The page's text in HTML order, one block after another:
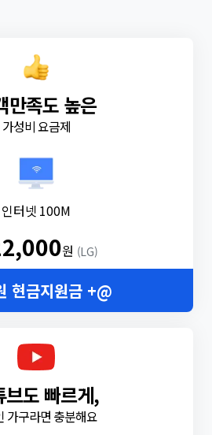
만족도 높은
가성비 요금제
인터넷 100M
원 (LG)
현금지원금 +@
브도 빠르게,
가구라면 충분해요